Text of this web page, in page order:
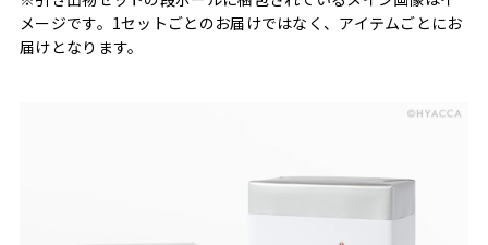
メージです。1セットごとのお届けではなく、アイテムごとにお
届けとなります。